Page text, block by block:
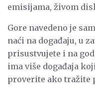
emisijama, živom
Gore navedeno je
naći na događaju, u
prisustvujete i na
ima više događaja
proverite ako tražite